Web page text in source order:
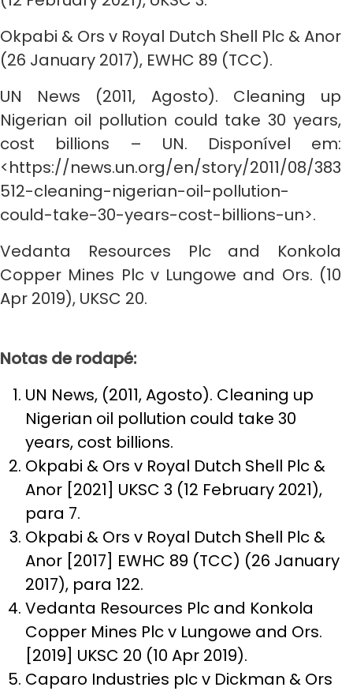
Okpabi & Ors v Royal Dutch Shell Plc & Anor
(26 January 2017), EWHC 89 (TCC).
UN News (2011, Agosto). Cleaning up
Nigerian oil pollution could take 30 years,
cost billions – UN. Disponível em:
<https://news.un.org/en/story/2011/08/383
512-cleaning-nigerian-oil-pollution-
could-take-30-years-cost-billions-un>.
Vedanta Resources Plc and Konkola
Copper Mines Plc v Lungowe and Ors. (10
Apr 2019), UKSC 20.
Notas de rodapé:
UN News, (2011, Agosto). Cleaning up
Nigerian oil pollution could take 30
years, cost billions.
Okpabi & Ors v Royal Dutch Shell Plc &
Anor [2021] UKSC 3 (12 February 2021),
para 7.
Okpabi & Ors v Royal Dutch Shell Plc &
Anor [2017] EWHC 89 (TCC) (26 January
2017), para 122.
Vedanta Resources Plc and Konkola
Copper Mines Plc v Lungowe and Ors.
[2019] UKSC 20 (10 Apr 2019).
Caparo Industries pIc v Dickman & Ors